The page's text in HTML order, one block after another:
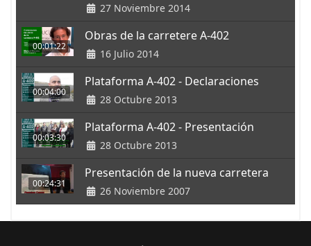
27 Noviembre 2014
00:01:22
Obras de la carretere A-402
16 Julio 2014
00:04:00
Plataforma A-402 - Declaraciones
28 Octubre 2013
00:03:30
Plataforma A-402 - Presentación
28 Octubre 2013
00:24:31
Presentación de la nueva carretera
26 Noviembre 2007